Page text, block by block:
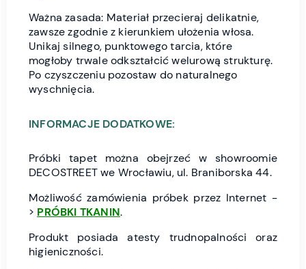
Ważna zasada: Materiał przecieraj delikatnie,
zawsze zgodnie z kierunkiem ułożenia włosa.
Unikaj silnego, punktowego tarcia, które
mogłoby trwale odkształcić welurową strukturę.
Po czyszczeniu pozostaw do naturalnego
wyschnięcia.
INFORMACJE DODATKOWE:
Próbki tapet można obejrzeć w showroomie
DECOSTREET we Wrocławiu, ul. Braniborska 44.
Możliwość zamówienia próbek przez Internet -
> PRÓBKI TKANIN.
Produkt posiada atesty trudnopalności oraz
higieniczności.